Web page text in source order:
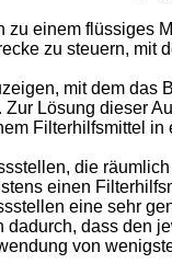
einem flüssiges
zu steuern,
mit dem
Lösung dieser
Filterhilfsmittel
die
einen
eine sehr
dass den
von